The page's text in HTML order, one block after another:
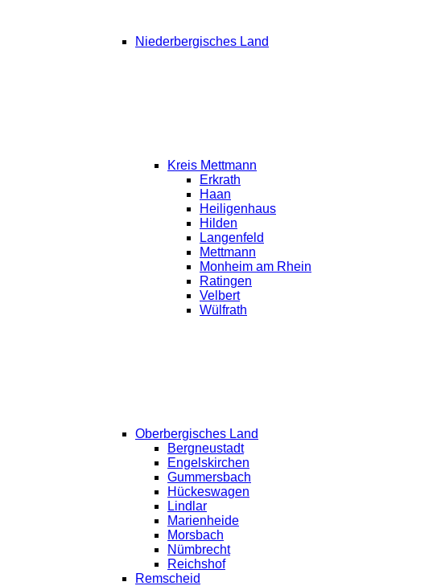
Niederbergisches Land
Kreis Mettmann
Erkrath
Haan
Heiligenhaus
Hilden
Langenfeld
Mettmann
Monheim am Rhein
Ratingen
Velbert
Wülfrath
Oberbergisches Land
Bergneustadt
Engelskirchen
Gummersbach
Hückeswagen
Lindlar
Marienheide
Morsbach
Nümbrecht
Reichshof
Remscheid